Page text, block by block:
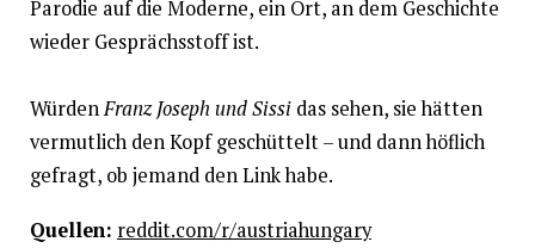
Parodie auf die Moderne, ein Ort, an dem Geschichte
wieder Gesprächsstoff ist.
WürdenFranz Joseph und Sissidas sehen, sie hätten
vermutlich den Kopf geschüttelt – und dann höflich
gefragt, ob jemand den Link habe.
Quellen: reddit.com/r/austriahungary